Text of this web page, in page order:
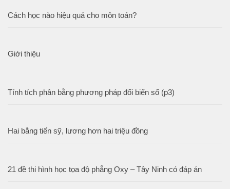
Cách học nào hiệu quả cho môn toán?
Giới thiệu
Tính tích phân bằng phương pháp đổi biến số (p3)
Hai bằng tiến sỹ, lương hơn hai triệu đồng
21 đề thi hình học tọa độ phẳng Oxy – Tây Ninh có đáp án